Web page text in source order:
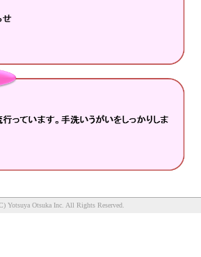
Yotsuya Otsuka Inc. All Rights Reserved.